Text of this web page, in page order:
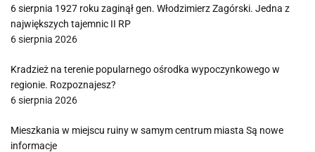
6 sierpnia 1927 roku zaginął gen. Włodzimierz Zagórski. Jedna z
największych tajemnic II RP
6 sierpnia 2026
Kradzież na terenie popularnego ośrodka wypoczynkowego w
regionie. Rozpoznajesz?
6 sierpnia 2026
Mieszkania w miejscu ruiny w samym centrum miasta Są nowe
informacje